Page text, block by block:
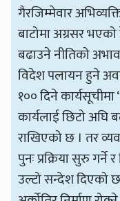
गैरजिम्मेवार
बाटोमा अग्रसर
बढाउने नीतिको
विदेश पलायन हुने
१०० दिने कार्यसूचीमा
कार्यलाई छिटो अघि
राखिएको छ । तर
पुनः प्रक्रिया सुरु
उल्टो सन्देश दिएको छ